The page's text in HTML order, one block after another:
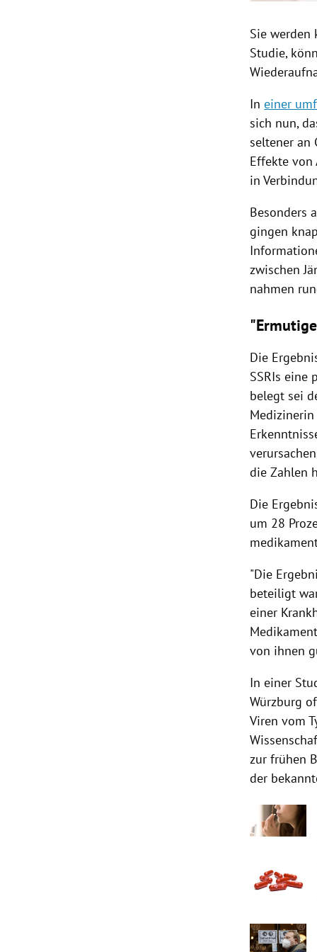
Sie werden
Studie,
Ineiner
sich nun,
seltener an
Effekte von
in
Besonders
gingen
zwischen
nahmen
Die
SSRIs eine
belegt sei
die Zahlen
Die
um 28
"Die
beteiligt
einer
von ihnen
In einer
Würzburg
Viren vom
zur frühen
der